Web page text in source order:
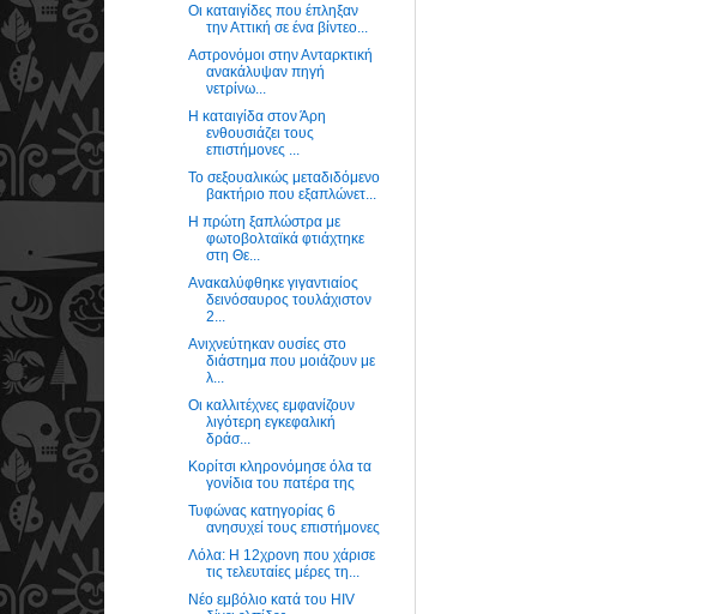
Οι καταιγίδες που έπληξαν
την Αττική σε ένα βίντεο...
Αστρονόμοι στην Ανταρκτική
ανακάλυψαν πηγή
νετρίνω...
Η καταιγίδα στον Άρη
ενθουσιάζει τους
επιστήμονες ...
Το σεξουαλικώς μεταδιδόμενο
βακτήριο που εξαπλώνετ...
Η πρώτη ξαπλώστρα με
φωτοβολταϊκά φτιάχτηκε
στη Θε...
Ανακαλύφθηκε γιγαντιαίος
δεινόσαυρος τουλάχιστον
2...
Ανιχνεύτηκαν ουσίες στο
διάστημα που μοιάζουν με
λ...
Oι καλλιτέχνες εμφανίζουν
λιγότερη εγκεφαλική
δράσ...
Κορίτσι κληρονόμησε όλα τα
γονίδια του πατέρα της
Τυφώνας κατηγορίας 6
ανησυχεί τους επιστήμονες
Λόλα: H 12χρονη που χάρισε
τις τελευταίες μέρες τη...
Νέο εμβόλιο κατά του HIV